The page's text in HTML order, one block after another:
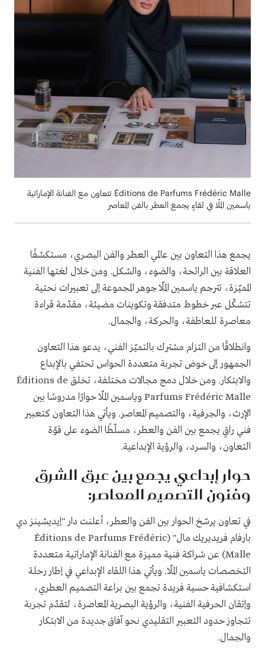
Éditions de Parfums Frédéric Malle تتعاون مع الفنانة الإماراتية
ياسمين الملّا في لقاءٍ يجمع العطر بالفن المعاصر
يجمع هذا التعاون بين عالمي العطر والفن البصري، مستكشفًا
العلاقة بين الرائحة، والضوء، والشكل. ومن خلال لغتها الفنية
المميّزة، تترجم ياسمين الملّا جوهر المجموعة إلى تعبيرات نحتية
تتشكّل عبر خطوط متدفقة وتكوينات مضيئة، مقدّمة قراءة
معاصرة للعاطفة، والحركة، والجمال.
وانطلاقًا من التزام مشترك بالتميّز الفني، يدعو هذا التعاون
الجمهور إلى خوض تجربة متعددة الحواس تحتفي بالإبداع
والابتكار. ومن خلال دمج مجالات مختلفة، تخلق Éditions de
Parfums Frédéric Malle وياسمين الملّا حوارًا مدروسًا بين
الإرث، والحِرفية، والتصميم المعاصر. ويأتي هذا التعاون كتعبير
فني راقٍ يجمع بين الفن والعطر، مسلّطًا الضوء على قوّة
التعاون، والسرد، والرؤية الإبداعية.
حوار إبداعي يجمع بين عبق الشرق
وفنون التصميم المعاصر:
في تعاون يرسّخ الحوار بين الفن والعطر، أعلنت دار "إيديشينز دي
بارفام فريديريك مال" (Éditions de Parfums Frédéric
Malle) عن شراكة فنية مميزة مع الفنانة الإماراتية متعددة
التخصصات ياسمين الملّا. ويأتي هذا اللقاء الإبداعي في إطار رحلة
استكشافية حسية فريدة تجمع بين براعة التصميم العطري،
وإتقان الحرفية الفنية، والرؤية البصرية المعاصرة، لتقدّم تجربة
تتجاوز حدود التعبير التقليدي نحو آفاق جديدة من الابتكار
والجمال.